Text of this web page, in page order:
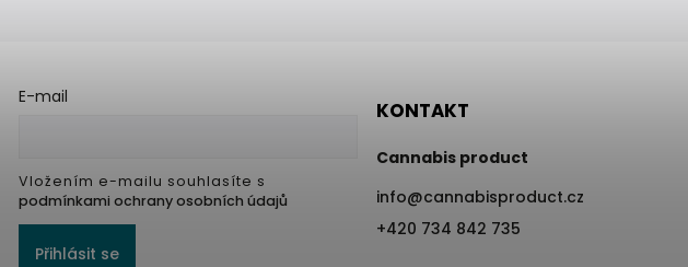
E-mail
Vložením e-mailu souhlasíte s
podmínkami ochrany osobních údajů
Přihlásit se
KONTAKT
Cannabis product
info@cannabisproduct.cz
+420 734 842 735